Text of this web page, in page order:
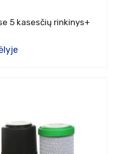
5 kasesčių rinkinys+